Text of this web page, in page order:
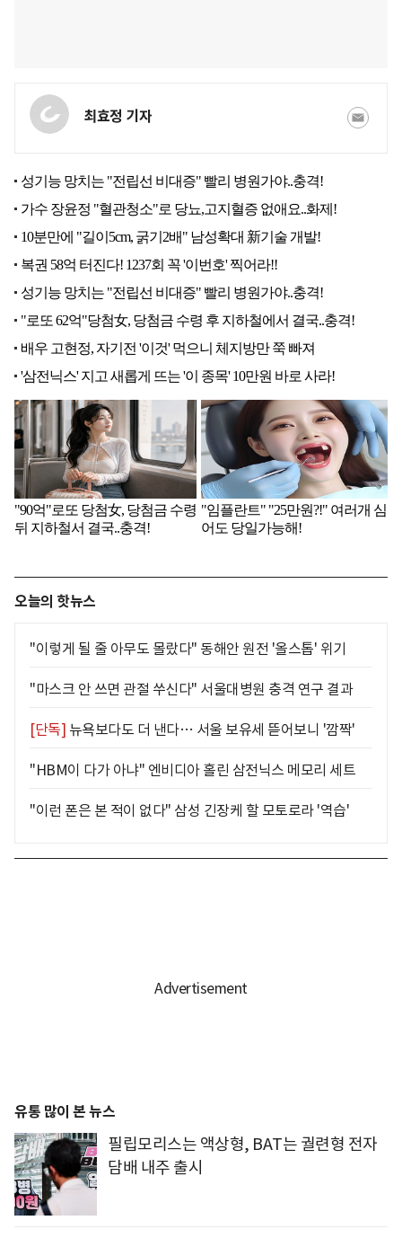
최효정 기자
오늘의 핫뉴스
"이렇게 될 줄 아무도 몰랐다" 동해안 원전 '올스톱' 위기
"마스크 안 쓰면 관절 쑤신다" 서울대병원 충격 연구 결과
[단독] 뉴욕보다도 더 낸다… 서울 보유세 뜯어보니 '깜짝'
"HBM이 다가 아냐" 엔비디아 홀린 삼전닉스 메모리 세트
"이런 폰은 본 적이 없다" 삼성 긴장케 할 모토로라 '역습'
유통 많이 본 뉴스
필립모리스는 액상형, BAT는 궐련형 전자
담배 내주 출시